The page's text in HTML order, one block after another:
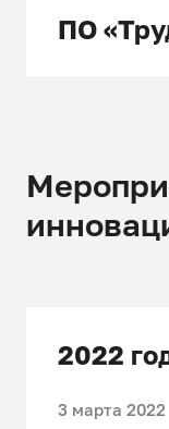
ПО
2022
3 марта 2022